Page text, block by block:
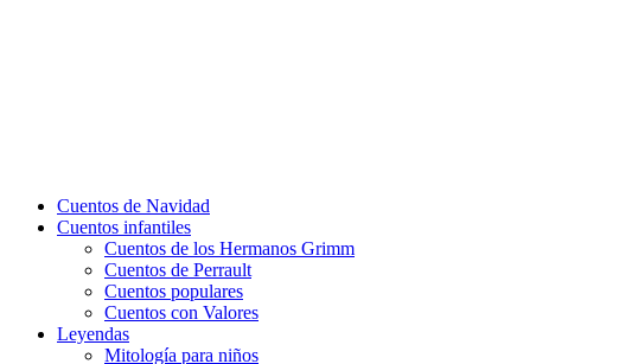
Cuentos de Navidad
Cuentos infantiles
Cuentos de los Hermanos Grimm
Cuentos de Perrault
Cuentos populares
Cuentos con Valores
Leyendas
Mitología para niños